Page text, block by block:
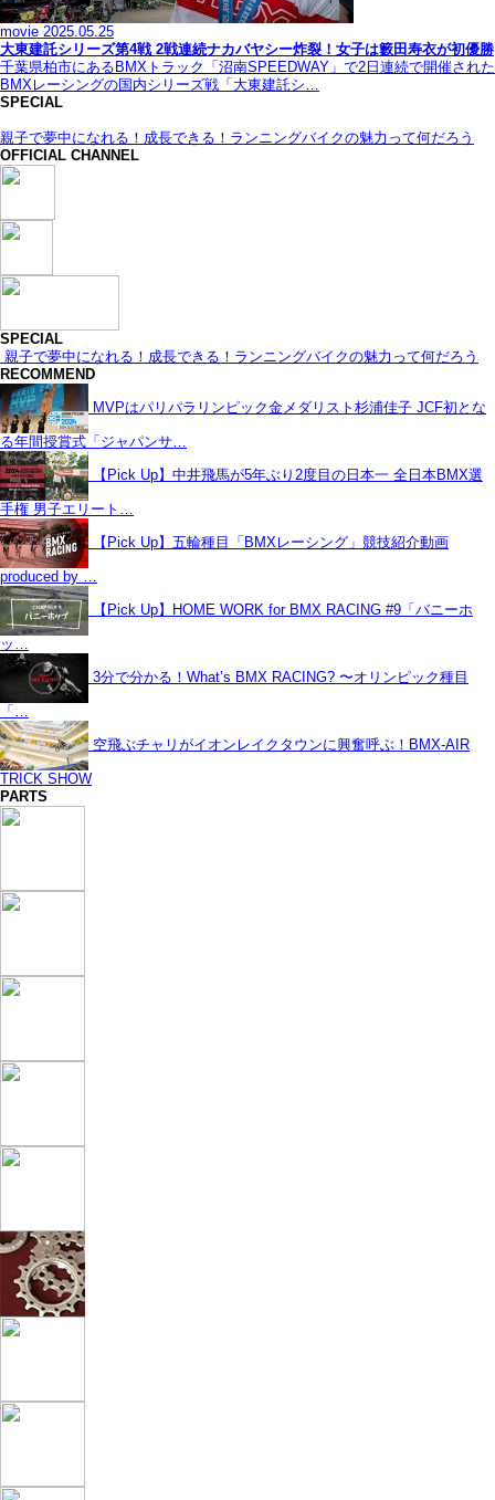
movie 2025.05.25
大東建託シリーズ第4戦 2戦連続ナカバヤシー炸裂！女子は籔田寿衣が初優勝
千葉県柏市にあるBMXトラック「沼南SPEEDWAY」で2日連続で開催された
BMXレーシングの国内シリーズ戦「大東建託シ…
SPECIAL
親子で夢中になれる！成長できる！ランニングバイクの魅力って何だろう
OFFICIAL CHANNEL
SPECIAL
親子で夢中になれる！成長できる！ランニングバイクの魅力って何だろう
RECOMMEND
MVPはパリパラリンピック金メダリスト杉浦佳子 JCF初とな
る年間授賞式「ジャパンサ…
【Pick Up】中井飛馬が5年ぶり2度目の日本一 全日本BMX選
手権 男子エリート…
【Pick Up】五輪種目「BMXレーシング」競技紹介動画
produced by …
【Pick Up】HOME WORK for BMX RACING #9「バニーホ
ッ…
3分で分かる！What’s BMX RACING? 〜オリンピック種目
「…
空飛ぶチャリがイオンレイクタウンに興奮呼ぶ！BMX-AIR
TRICK SHOW
PARTS